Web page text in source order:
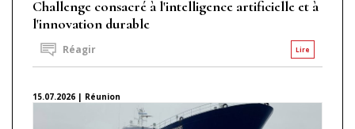
Challenge consacré à l'intelligence artificielle et à
l'innovation durable
Lire
Réagir
15.07.2026 | Réunion